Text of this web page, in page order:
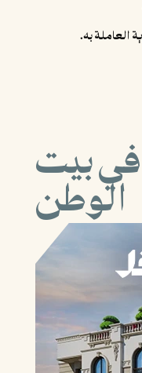
العاملة به.
بيت
الوطن